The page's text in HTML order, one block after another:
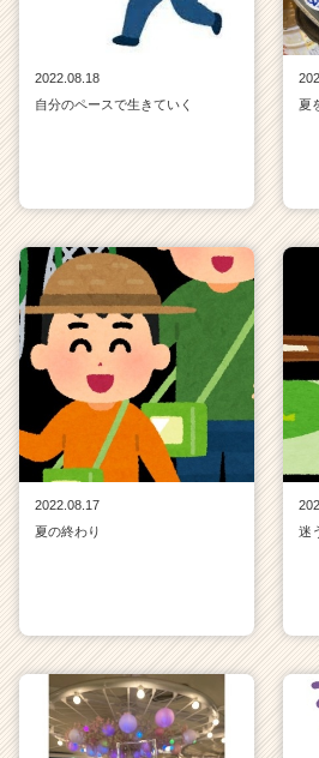
2022.08.18
自分のペースで生きていく
夏
2022.08.17
夏の終わり
迷